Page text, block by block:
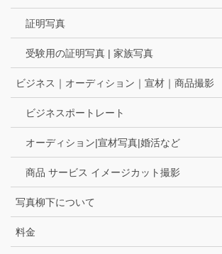
証明写真
受験用の証明写真 | 家族写真
ビジネス｜オーディション｜宣材｜商品撮影
ビジネスポートレート
オーディション|宣材写真|婚活など
商品 サービス イメージカット撮影
写真柳下について
料金